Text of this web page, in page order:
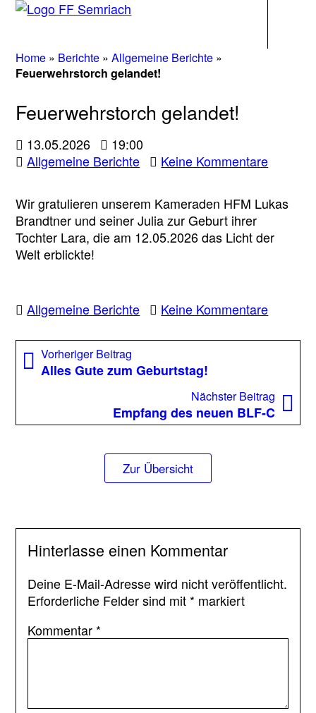
Home » Berichte »Allgemeine Berichte »
Feuerwehrstorch gelandet!
Feuerwehrstorch gelandet!
13.05.2026
19:00
Allgemeine Berichte
Keine Kommentarezu
Wir gratulieren unserem Kameraden HFM Lukas
Brandtner und seiner Julia zur Geburt ihrer
Tochter Lara, die am 12.05.2026 das Licht der
Welt erblickte!
Allgemeine Berichte Keine Kommentarezu
Beitragsnavigation
Vorheriger Beitrag
Beitrag:
Alles Gute zum Geburtstag!
Nächster Beitrag
Empfang des neuen BLF-C
Zur Übersicht
Hinterlasse einen Kommentar
Deine E-Mail-Adresse wird nicht veröffentlicht.
Erforderliche Felder sind mit * markiert
Kommentar *